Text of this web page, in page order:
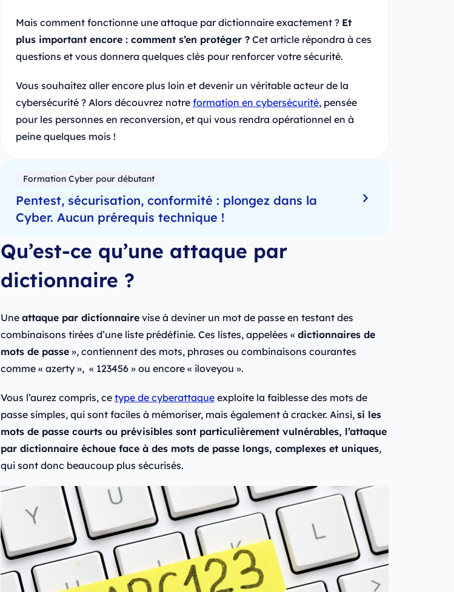
Mais comment fonctionne une attaque par dictionnaire exactement ? Et
plus important encore : comment s’en protéger ?Cet article répondra à ces
questions et vous donnera quelques clés pour renforcer votre sécurité.
Vous souhaitez aller encore plus loin et devenir un véritable acteur de la
cybersécurité ? Alors découvrez notre formation en cybersécurité, pensée
pour les personnes en reconversion, et qui vous rendra opérationnel en à
peine quelques mois !
Formation Cyber pour débutant
Pentest, sécurisation, conformité : plongez dans la
Cyber. Aucun prérequis technique !
Qu’est-ce qu’une attaque par
dictionnaire ?
Une attaque par dictionnairevise à deviner un mot de passe en testant des
combinaisons tirées d’une liste prédéfinie. Ces listes, appelées « dictionnaires de
mots de passe», contiennent des mots, phrases ou combinaisons courantes
comme « azerty », « 123456 » ou encore « iloveyou ».
Vous l’aurez compris, ce type de cyberattaqueexploite la faiblesse des mots de
passe simples, qui sont faciles à mémoriser, mais également à cracker. Ainsi, si les
mots de passe courts ou prévisibles sont particulièrement vulnérables, l’attaque
par dictionnaire échoue face à des mots de passe longs, complexes et uniques,
qui sont donc beaucoup plus sécurisés.